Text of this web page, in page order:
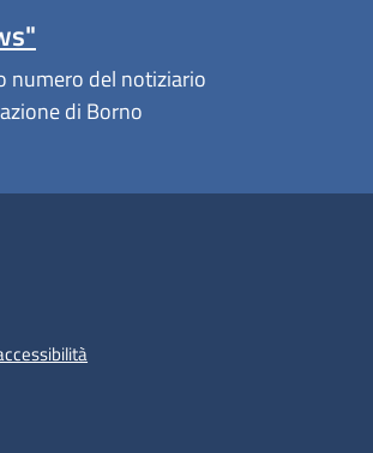
numero del notiziario
di Borno